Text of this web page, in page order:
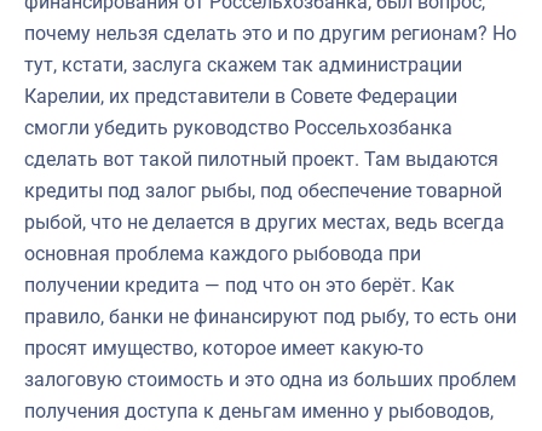
почему нельзя сделать это и по другим регионам? Но
тут, кстати, заслуга скажем так администрации
Карелии, их представители в Совете Федерации
смогли убедить руководство Россельхозбанка
сделать вот такой пилотный проект. Там выдаются
кредиты под залог рыбы, под обеспечение товарной
рыбой, что не делается в других местах, ведь всегда
основная проблема каждого рыбовода при
получении кредита — под что он это берёт. Как
правило, банки не финансируют под рыбу, то есть они
просят имущество, которое имеет какую-то
залоговую стоимость и это одна из больших проблем
получения доступа к деньгам именно у рыбоводов,